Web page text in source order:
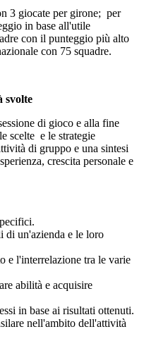
3 giocate per girone; per
in base all'utile
con il punteggio più alto
con 75 squadre.
svolte
di gioco e alla fine
scelte e le strategie
di gruppo e una sintesi
crescita personale e
di un'azienda e le loro
e l'interrelazione tra le varie
abilità e acquisire
in base ai risultati ottenuti.
nell'ambito dell'attività